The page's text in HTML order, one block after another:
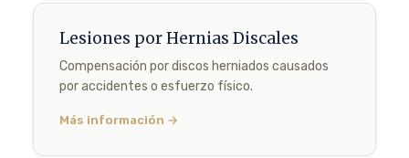
Lesiones por Hernias Discales
Compensación por discos herniados causados
por accidentes o esfuerzo físico.
Más información →